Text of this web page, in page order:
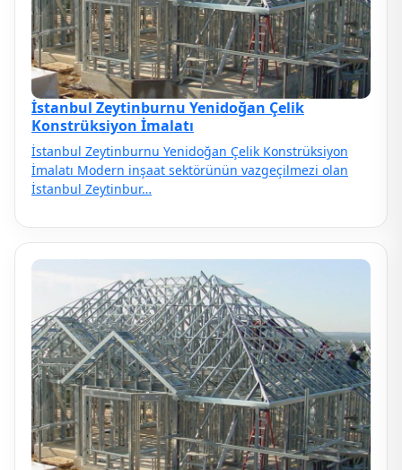
İstanbul Zeytinburnu Yenidoğan Çelik
Konstrüksiyon İmalatı
İstanbul Zeytinburnu Yenidoğan Çelik Konstrüksiyon
İmalatı Modern inşaat sektörünün vazgeçilmezi olan
İstanbul Zeytinbur…